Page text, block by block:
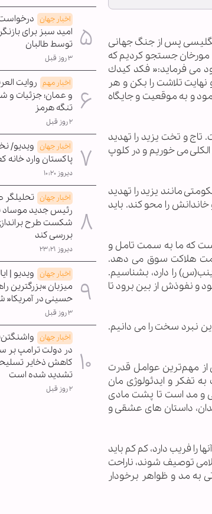
انگلیسی پس از جنگ جهانی
جستجو کردیم که
می فرماید:« فكد كيدك
نهايت تلاشت را بكن و هر
و به موقعيت و جايگاه
و تخت یزید را تهدید
الکلی می خوریم و در کلوپ
مانند یزید را تهدید
را محو کند. باید
که ما به سمت تامل و
سمت هلاکت سوق می دهد.
را دارد، بشناسیم.
و نفوذش از بین برود تا
نبرد سخت را می دانیم.
از مهم‌ترین عوامل قدرت
تفکر و ایدئولوژی مان
و مد است تا پشت مادی
داستان های عشقی و
را فریب دارد، کم کم باید
توصیف شوند، ناراحت
به مد و ظواهر برخودار
اخبار جهان
امید سبز برای
توسط طالبان
۳ روز قبل
اخبار مهم روایت
و عمان؛ جزئیات و
تنگه هرمز
۲ روز قبل
اخبار جهان ویدیو/
پاکستان وارد خانه
دیروز ۱۰:۲۰
اخبار جهان
رئیس جدید موساد
شکست طرح براندازی
بررسی کند
دیروز ۲۳:۲۱
اخبار جهان ویدیو |
میزبان »بزرگترین
حسینی در آمریکا«
۳ روز قبل
اخبار جهان
در دولت ترامپ بر
کاهش ذخایر
تشدید شده است
۲ روز قبل